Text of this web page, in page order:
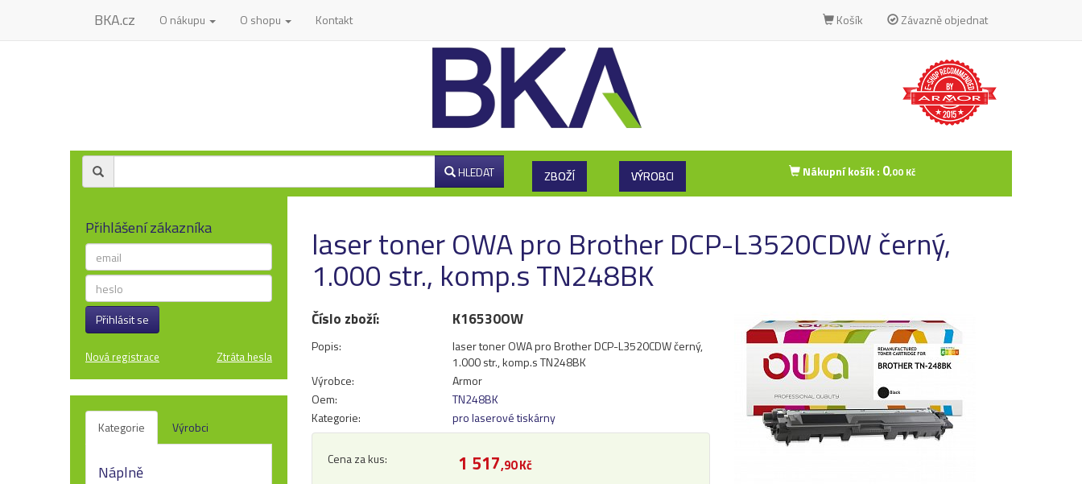
BKA.cz O nákupu O shopu Kontakt Košík Závazně objednat
HLEDAT ZBOŽÍ VÝROBCI Nákupní košík : 0,00 Kč
Přihlášení zákazníka
Přihlásit se
Nová registrace Ztráta hesla
Kategorie Výrobci
Náplně
laser toner OWA pro Brother DCP-L3520CDW černý,
1.000 str., komp.s TN248BK
Číslo zboží: K16530OW
Popis:
laser toner OWA pro Brother DCP-L3520CDW černý,
1.000 str., komp.s TN248BK
Výrobce:
Armor
Oem:
TN248BK
Kategorie:
pro laserové tiskárny
Cena za kus: 1 517,90 Kč